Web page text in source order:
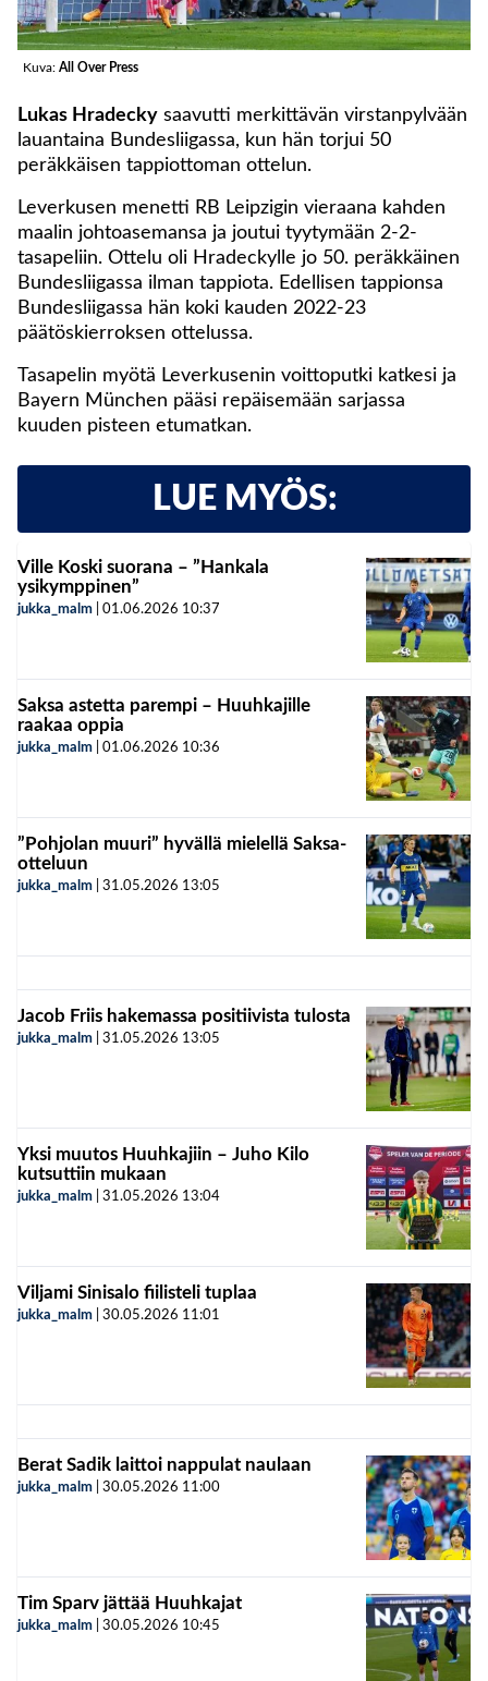
Kuva: All Over Press
Lukas Hradecky saavutti merkittävän virstanpylvään
lauantaina Bundesliigassa, kun hän torjui 50
peräkkäisen tappiottoman ottelun.
Leverkusen menetti RB Leipzigin vieraana kahden
maalin johtoasemansa ja joutui tyytymään 2-2-
tasapeliin. Ottelu oli Hradeckylle jo 50. peräkkäinen
Bundesliigassa ilman tappiota. Edellisen tappionsa
Bundesliigassa hän koki kauden 2022-23
päätöskierroksen ottelussa.
Tasapelin myötä Leverkusenin voittoputki katkesi ja
Bayern München pääsi repäisemään sarjassa
kuuden pisteen etumatkan.
LUE MYÖS:
Ville Koski suorana – ”Hankala
ysikymppinen”
jukka_malm 01.06.2026 10:37
Saksa astetta parempi – Huuhkajille
raakaa oppia
jukka_malm 01.06.2026 10:36
”Pohjolan muuri” hyvällä mielellä Saksa-
otteluun
jukka_malm 31.05.2026 13:05
Jacob Friis hakemassa positiivista tulosta
jukka_malm 31.05.2026 13:05
Yksi muutos Huuhkajiin – Juho Kilo
kutsuttiin mukaan
jukka_malm 31.05.2026 13:04
Viljami Sinisalo fiilisteli tuplaa
jukka_malm 30.05.2026 11:01
Berat Sadik laittoi nappulat naulaan
jukka_malm 30.05.2026 11:00
Tim Sparv jättää Huuhkajat
jukka_malm 30.05.2026 10:45